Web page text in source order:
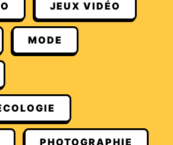
JEUX VIDÉO
MODE
PHOTOGRAPHIE